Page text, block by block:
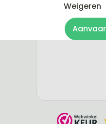
Weigeren